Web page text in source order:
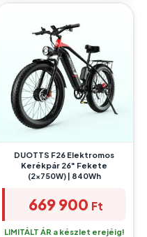
DUOTTS F26 Elektromos
Kerékpár 26″ Fekete
(2x750W) | 840Wh
669 900 Ft
LIMITÁLT ÁR a készlet erejéig!